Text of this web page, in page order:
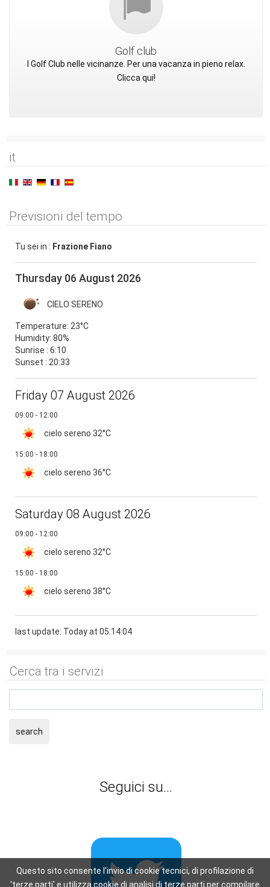
Golf club
I Golf Club nelle vicinanze. Per una vacanza in pieno relax.
Clicca qui!
it
Previsioni del tempo
Tu sei in : Frazione Fiano
Thursday 06 August 2026
CIELO SERENO
Temperature: 23°C
Humidity: 80%
Sunrise : 6:10
Sunset : 20:33
Friday 07 August 2026
09:00 - 12:00
cielo sereno 32°C
15:00 - 18:00
cielo sereno 36°C
Saturday 08 August 2026
09:00 - 12:00
cielo sereno 32°C
15:00 - 18:00
cielo sereno 38°C
last update: Today at 05:14:04
Cerca tra i servizi
search
Seguici su...
Questo sito consente l’invio di cookie tecnici, di profilazione di
'terze parti' e utilizza cookie di analisi di terze parti per compilare